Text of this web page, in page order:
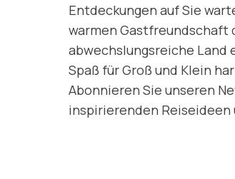
Entdeckungen auf Sie
warmen Gastfreundschaft
abwechslungsreiche Land
Spaß für Groß und Klein
Abonnieren Sie unseren
inspirierenden